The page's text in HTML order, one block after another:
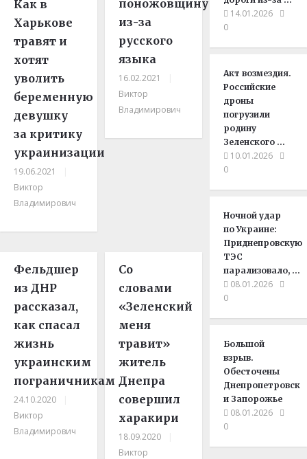
Как в
Харькове
травят и
хотят
уволить
беременную
девушку
за критику
украинизации
19.06.2021
Виктор
Владимирович
поножовщину
из-за
русского
языка
16.02.2021
Виктор
Владимирович
Фельдшер
из ДНР
рассказал,
как спасал
жизнь
украинским
пограничникам
24.10.2020
Виктор
Владимирович
Со
словами
«Зеленский
меня
травит»
житель
Днепра
совершил
харакири
18.09.2020
Виктор
14.01.2026
0
Акт возмездия.
Российские
дроны
погрузили
родину
Зеленского …
10.01.2026
0
Ночной удар
по Украине:
Приднепровскую
ТЭС
парализовало, …
08.01.2026
0
Большой
взрыв.
Обесточены
Днепропетровск
и Запорожье
08.01.2026
0